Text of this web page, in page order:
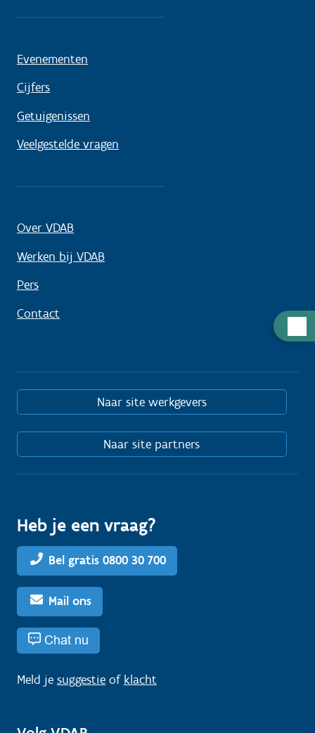
Evenementen
Cijfers
Getuigenissen
Veelgestelde vragen
Over VDAB
Werken bij VDAB
Pers
Contact
Naar site werkgevers
Naar site partners
Heb je een vraag?
Bel gratis 0800 30 700
Mail ons
Chat nu
Meld je suggestie of klacht